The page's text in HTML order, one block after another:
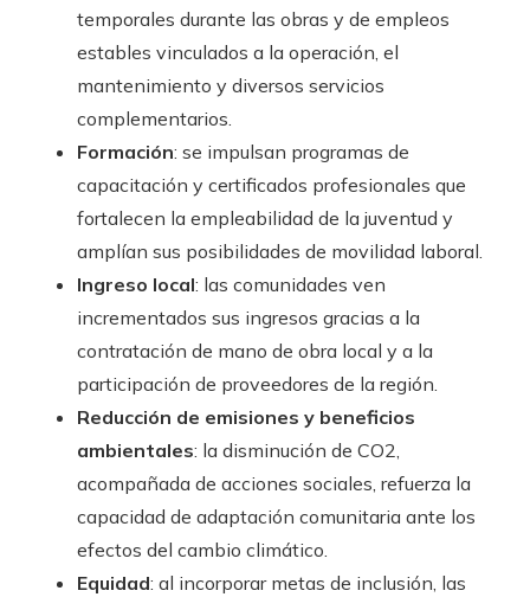
temporales durante las obras y de empleos
estables vinculados a la operación, el
mantenimiento y diversos servicios
complementarios.
Formación: se impulsan programas de
capacitación y certificados profesionales que
fortalecen la empleabilidad de la juventud y
amplían sus posibilidades de movilidad laboral.
Ingreso local: las comunidades ven
incrementados sus ingresos gracias a la
contratación de mano de obra local y a la
participación de proveedores de la región.
Reducción de emisiones y beneficios
ambientales: la disminución de CO2,
acompañada de acciones sociales, refuerza la
capacidad de adaptación comunitaria ante los
efectos del cambio climático.
Equidad: al incorporar metas de inclusión, las